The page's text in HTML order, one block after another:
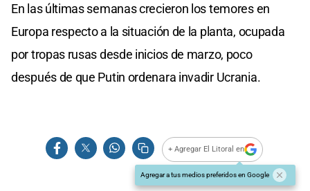
En las últimas semanas crecieron los temores en
Europa respecto a la situación de la planta, ocupada
por tropas rusas desde inicios de marzo, poco
después de que Putin ordenara invadir Ucrania.
+ Agregar El Litoral en
Agregar a tus medios preferidos en Google